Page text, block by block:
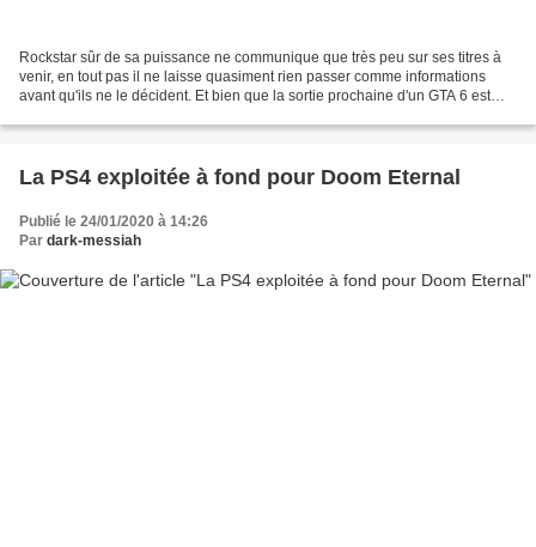
Rockstar sûr de sa puissance ne communique que très peu sur ses titres à
venir, en tout pas il ne laisse quasiment rien passer comme informations
avant qu'ils ne le décident. Et bien que la sortie prochaine d'un GTA 6 est
La PS4 exploitée à fond pour Doom Eternal
Publié le 24/01/2020 à 14:26
Par dark-messiah